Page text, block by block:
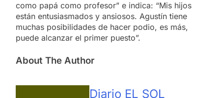
como papá como profesor” e indica: “Mis hijos
están entusiasmados y ansiosos. Agustín tiene
muchas posibilidades de hacer podio, es más,
puede alcanzar el primer puesto”.
About The Author
Diario EL SOL